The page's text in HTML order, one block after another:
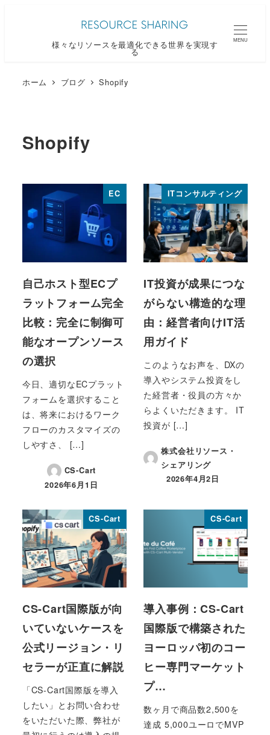
様々なリソースを最適化できる世界を実現す
る
MENU
ホーム ブログ Shopify
Shopify
EC
自己ホスト型ECプ
ラットフォーム完全
比較：完全に制御可
能なオープンソース
の選択
今日、適切なECプラット
フォームを選択すること
は、将来におけるワーク
フローのカスタマイズの
しやすさ、 […]
CS-Cart
投稿日
2026年6月1日
ITコンサルティング
IT投資が成果につな
がらない構造的な理
由：経営者向けIT活
用ガイド
このようなお声を、DXの
導入やシステム投資をし
た経営者・役員の方々か
らよくいただきます。 IT
投資が […]
株式会社リソース・
シェアリング
投稿日
2026年4月2日
CS-Cart
CS-Cart国際版が向
いていないケースを
公式リージョン・リ
セラーが正直に解説
「CS-Cart国際版を導入
したい」とお問い合わせ
をいただいた際、弊社が
CS-Cart
導入事例：CS-Cart
国際版で構築された
ヨーロッパ初のコー
ヒー専門マーケット
プ…
数ヶ月で商品数2,500を
達成 5,000ユーロでMVP